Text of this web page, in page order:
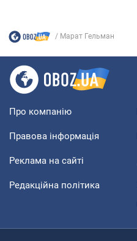
Марат Гельман
Про компанію
Правова інформація
Реклама на сайті
Редакційна політика